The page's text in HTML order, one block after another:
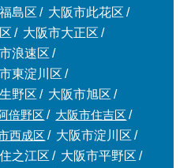
島区
大阪市此花区
大阪市大正区
浪速区
東淀川区
野区
大阪市旭区
倍野区
大阪市住吉区
西成区
大阪市淀川区
之江区
大阪市平野区